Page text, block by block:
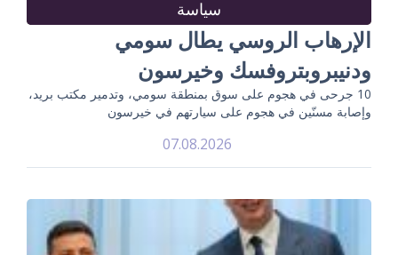
سياسة
الإرهاب الروسي يطال سومي
ودنيبروبتروفسك وخيرسون
10 جرحى في هجوم على سوق بمنطقة سومي، وتدمير مكتب بريد،
وإصابة مسنّين في هجوم على سيارتهم في خيرسون
07.08.2026